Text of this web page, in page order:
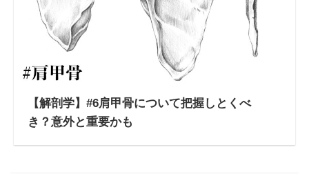
【解剖学】#6肩甲骨について把握しとくべ
き？意外と重要かも